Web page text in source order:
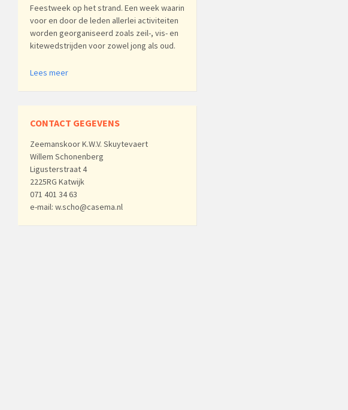
Feestweek op het strand. Een week waarin
voor en door de leden allerlei activiteiten
worden georganiseerd zoals zeil-, vis- en
kitewedstrijden voor zowel jong als oud.
Lees meer
CONTACT GEGEVENS
Zeemanskoor K.W.V. Skuytevaert
Willem Schonenberg
Ligusterstraat 4
2225RG Katwijk
071 401 34 63
e-mail: w.scho@casema.nl